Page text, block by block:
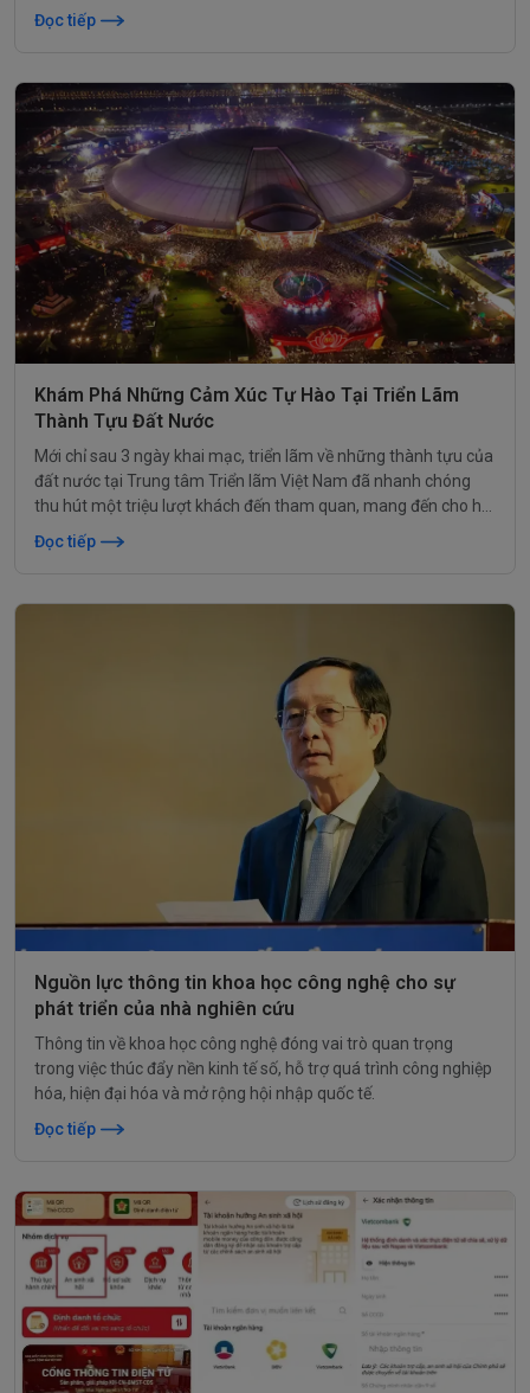
cộng đồng.
Đọc tiếp
Khám Phá Những Cảm Xúc Tự Hào Tại Triển Lãm
Thành Tựu Đất Nước
Mới chỉ sau 3 ngày khai mạc, triển lãm về những thành tựu của
đất nước tại Trung tâm Triển lãm Việt Nam đã nhanh chóng
thu hút một triệu lượt khách đến tham quan, mang đến cho họ
những trải nghiệm vô cùng đặc sắc.
Đọc tiếp
Nguồn lực thông tin khoa học công nghệ cho sự
phát triển của nhà nghiên cứu
Thông tin về khoa học công nghệ đóng vai trò quan trọng
trong việc thúc đẩy nền kinh tế số, hỗ trợ quá trình công nghiệp
hóa, hiện đại hóa và mở rộng hội nhập quốc tế.
Đọc tiếp